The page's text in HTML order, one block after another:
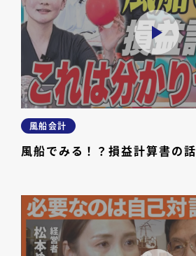
風船会計
風船でみる！？損益計算書の話